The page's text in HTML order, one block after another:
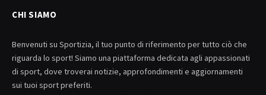
CHI SIAMO
Benvenuti su Sportizia, il tuo punto di riferimento per tutto ciò che
riguarda lo sport! Siamo una piattaforma dedicata agli appassionati
di sport, dove troverai notizie, approfondimenti e aggiornamenti
sui tuoi sport preferiti.